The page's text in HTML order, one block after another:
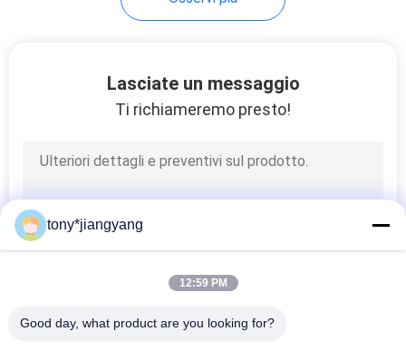
Lasciate un messaggio
Ti richiameremo presto!
tony*jiangyang
12:59 PM
Good day, what product are you looking for?